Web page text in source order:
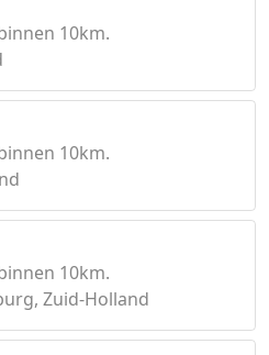
10km.
10km.
10km.
Zuid-Holland